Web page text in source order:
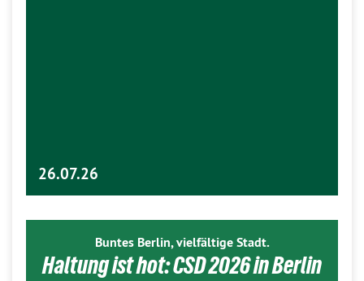
26.07.26
Buntes Berlin, vielfältige Stadt.
Haltung ist hot: CSD 2026 in Berlin